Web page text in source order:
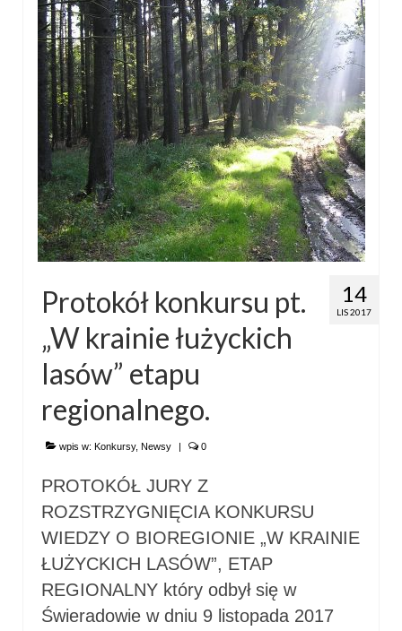
14
LIS 2017
Protokół konkursu pt.
„W krainie łużyckich
lasów” etapu
regionalnego.
wpis w: Konkursy, Newsy 0
PROTOKÓŁ JURY Z
ROZSTRZYGNIĘCIA KONKURSU
WIEDZY O BIOREGIONIE „W KRAINIE
ŁUŻYCKICH LASÓW”, ETAP
REGIONALNY który odbył się w
Świeradowie w dniu 9 listopada 2017